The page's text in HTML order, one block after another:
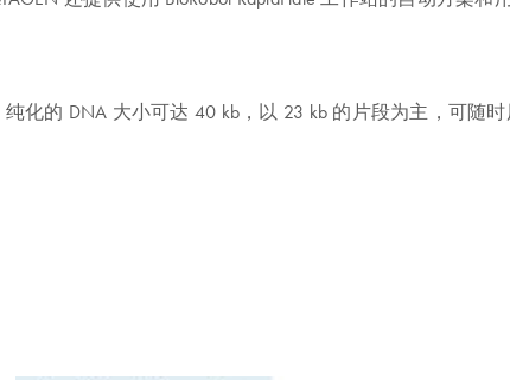
化的 DNA 大小可达 40 kb，以 23 kb 的片段为主，可随